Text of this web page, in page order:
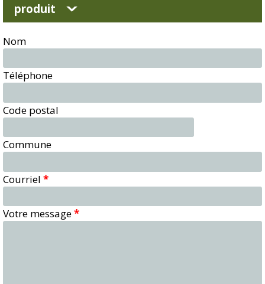
produit
Nom
Téléphone
Code postal
Commune
Courriel *
Votre message*